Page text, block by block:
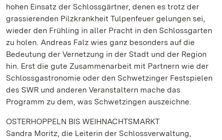
hohen Einsatz der Schlossgärtner, denen es trotz der
grassierenden Pilzkrankheit Tulpenfeuer gelungen sei,
wieder den Frühling in aller Pracht in den Schlossgarten
zu holen. Andreas Falz wies ganz besonders auf die
Bedeutung der Vernetzung in der Stadt und der Region
hin. Erst die gute Zusammenarbeit mit Partnern wie der
Schlossgastronomie oder den Schwetzinger Festspielen
des SWR und anderen Veranstaltern mache das
Programm zu dem, was Schwetzingen auszeichne.
OSTERHOPPELN BIS WEIHNACHTSMARKT
Sandra Moritz, die Leiterin der Schlossverwaltung,